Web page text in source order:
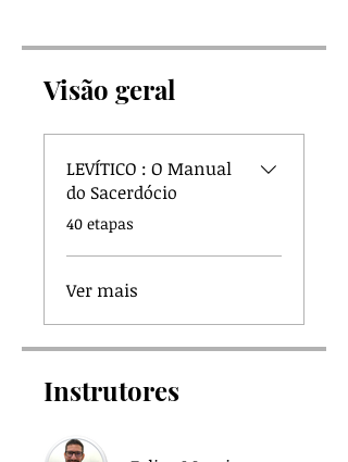
Visão geral
LEVÍTICO : O Manual
do Sacerdócio
.
40 etapas
Ver mais
Instrutores